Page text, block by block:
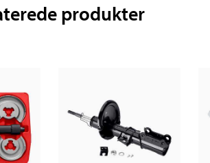
produkter